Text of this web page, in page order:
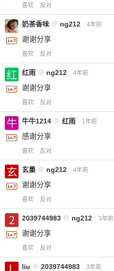
喜欢 反对
奶茶香味 @ ng212 4年前
谢谢分享
喜欢 反对
红雨 @ ng212 4年前
谢谢分享
喜欢 反对
牛牛1214 @ 红雨 1年前
感谢分享
喜欢 反对
玄墨 @ ng212 4年前
谢谢分享
喜欢 反对
2039744983 @ ng212 3年前
谢谢分享
喜欢 反对
liu @ 2039744983 3年前